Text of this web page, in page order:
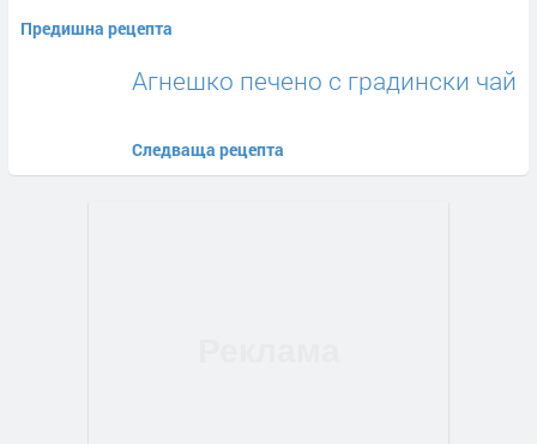
Предишна рецепта
Агнешко печено с градински чай
Следваща рецепта